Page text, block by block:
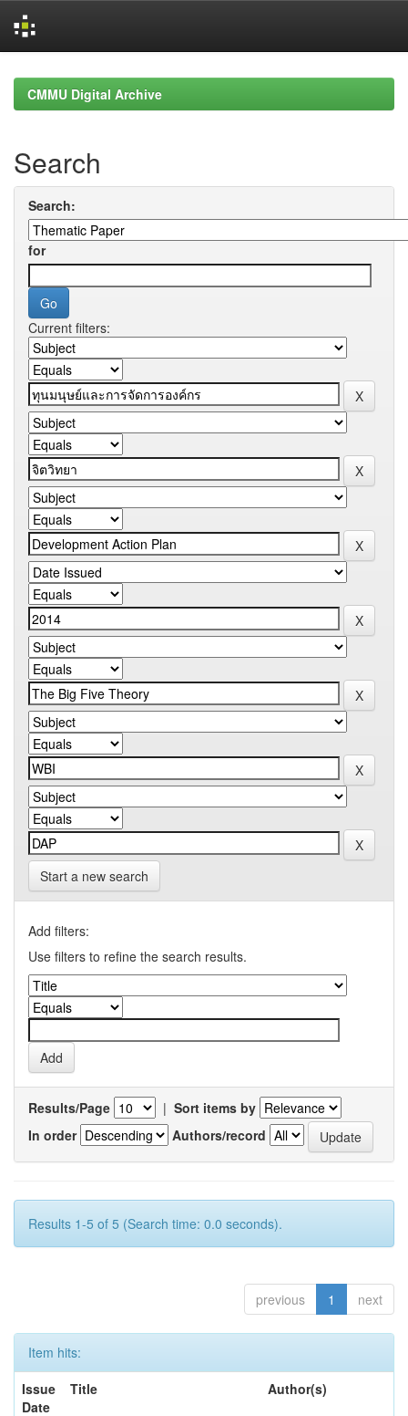
navigationCMMU Digital Archive
Search
Search:
for
Current filters:
Start a new search
Add filters:
Use filters to refine the search results.
Results/Page | Sort items by
In order
Authors/record
Results 1-5 of 5 (Search time: 0.0 seconds).
previous 1 next
Item hits:
Issue
Date
Title Author(s)